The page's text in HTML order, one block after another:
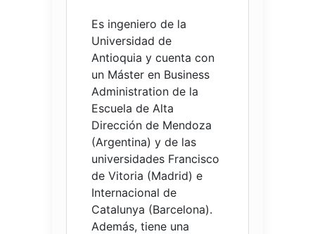
Es ingeniero de la
Universidad de
Antioquia y cuenta con
un Máster en Business
Administration de la
Escuela de Alta
Dirección de Mendoza
(Argentina) y de las
universidades Francisco
de Vitoria (Madrid) e
Internacional de
Catalunya (Barcelona).
Además, tiene una